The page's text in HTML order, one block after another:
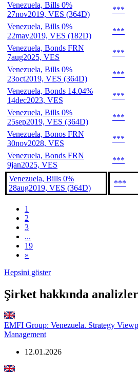
Venezuela, Bills 0%
27nov2019, VES (364D)
***
Venezuela, Bills 0%
22may2019, VES (182D)
***
Venezuela, Bonds FRN
7aug2025, VES
***
Venezuela, Bills 0%
23oct2019, VES (364D)
***
Venezuela, Bonds 14.04%
14dec2023, VES
***
Venezuela, Bills 0%
25sep2019, VES (364D)
***
Venezuela, Bonos FRN
30nov2028, VES
***
Venezuela, Bonds FRN
9jan2025, VES
***
Venezuela, Bills 0%
28aug2019, VES (364D)
***
1
2
3
...
19
»
Hepsini göster
Şirket hakkında analizler
EMFI Group: Venezuela. Strategy
Management
12.01.2026